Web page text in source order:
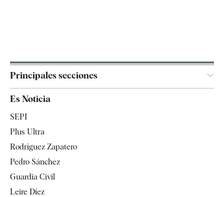
Principales secciones
Televisión
Es Noticia
SEPI
Plus Ultra
Rodríguez Zapatero
Pedro Sánchez
Guardia Civil
Leire Díez